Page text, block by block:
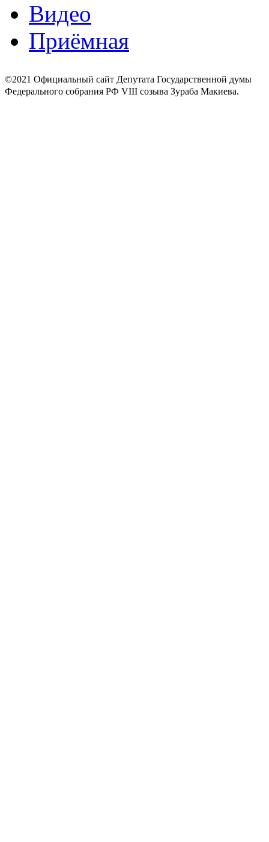
Видео
Приёмная
©2021 Официальный сайт Депутата Государственной думы
Федерального собрания РФ VIII созыва Зураба Макиева.